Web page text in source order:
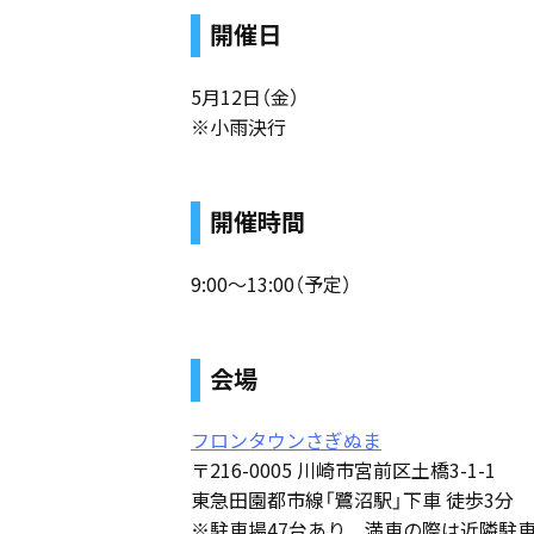
開催日
5月12日（金）
※小雨決行
開催時間
9:00～13:00（予定）
会場
フロンタウンさぎぬま
〒216-0005 川崎市宮前区土橋3-1-1
東急田園都市線「鷺沼駅」下車 徒歩3分